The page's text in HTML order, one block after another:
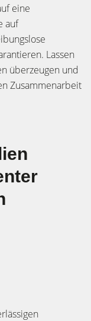
eine
auf
Lassen
überzeugen und
Zusammenarbeit